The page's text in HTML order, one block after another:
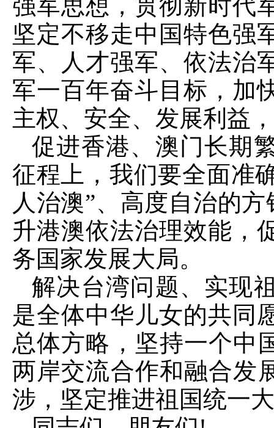
强军思想，贯彻新时代
坚定不移走中国特色强
军、人才强军、依法治
军一百年奋斗目标，加
主权、安全、发展利益
促进香港、澳门长期
征程上，我们要全面准
人治澳”、高度自治的
升港澳依法治理效能，
务国家发展大局。
解决台湾问题、实现
是全体中华儿女的共同
总体方略，坚持一个中
两岸交流合作和融合发
涉，坚定推进祖国统一